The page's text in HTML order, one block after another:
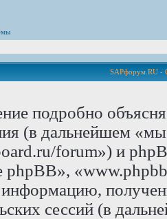
SAPфорум.RU -
подробно
(в дальнейшем
forum») и
phpBB»,
информацию,
сессий (в